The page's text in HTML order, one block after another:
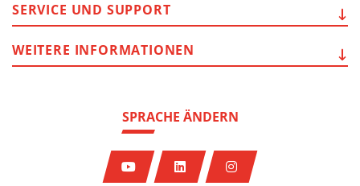
SPRACHE ÄNDERN
SERVICE UND SUPPORT
WEITERE INFORMATIONEN